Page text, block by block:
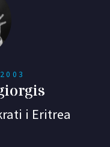
i Eritrea